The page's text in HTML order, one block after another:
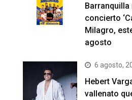
concierto
Milagro,
agosto
6 agosto,
Hebert
vallenato